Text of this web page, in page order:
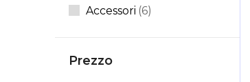
Accessori 6Articoli
Prezzo